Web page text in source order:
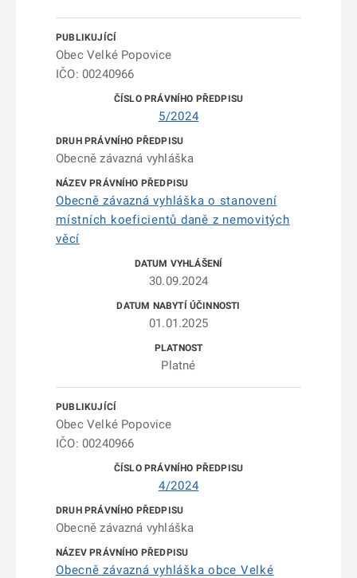
Obec Velké Popovice
IČO: 00240966
5/2024
Obecně závazná vyhláška
Obecně závazná vyhláška o stanovení
místních koeficientů daně z nemovitých
věcí
30.09.2024
01.01.2025
Platné
Obec Velké Popovice
IČO: 00240966
4/2024
Obecně závazná vyhláška
Obecně závazná vyhláška obce Velké